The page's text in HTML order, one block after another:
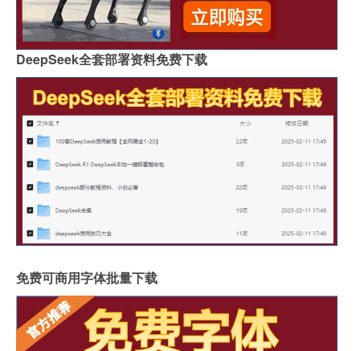
DeepSeek全套部署资料免费下载
免费可商用字体批量下载